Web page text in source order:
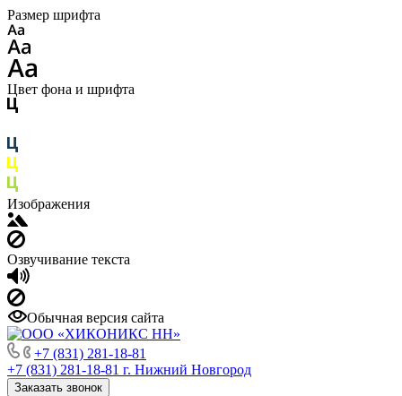
Размер шрифта
Цвет фона и шрифта
Изображения
Озвучивание текста
Обычная версия сайта
+7 (831) 281-18-81
+7 (831) 281-18-81 г. Нижний Новгород
Заказать звонок